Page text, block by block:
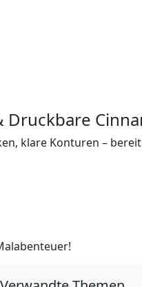
Druckbare
klare Konturen –